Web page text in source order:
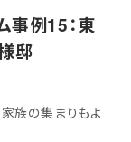
事例15：東
邸
家族の集まりもよ